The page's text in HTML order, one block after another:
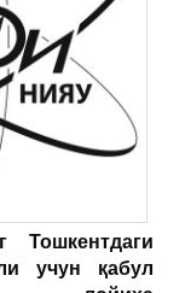
Тошкентдаги
учун қабул